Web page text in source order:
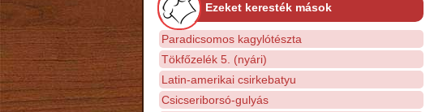
Ezeket keresték mások
Paradicsomos kagylótészta
Tökfőzelék 5. (nyári)
Latin-amerikai csirkebatyu
Csicseriborsó-gulyás